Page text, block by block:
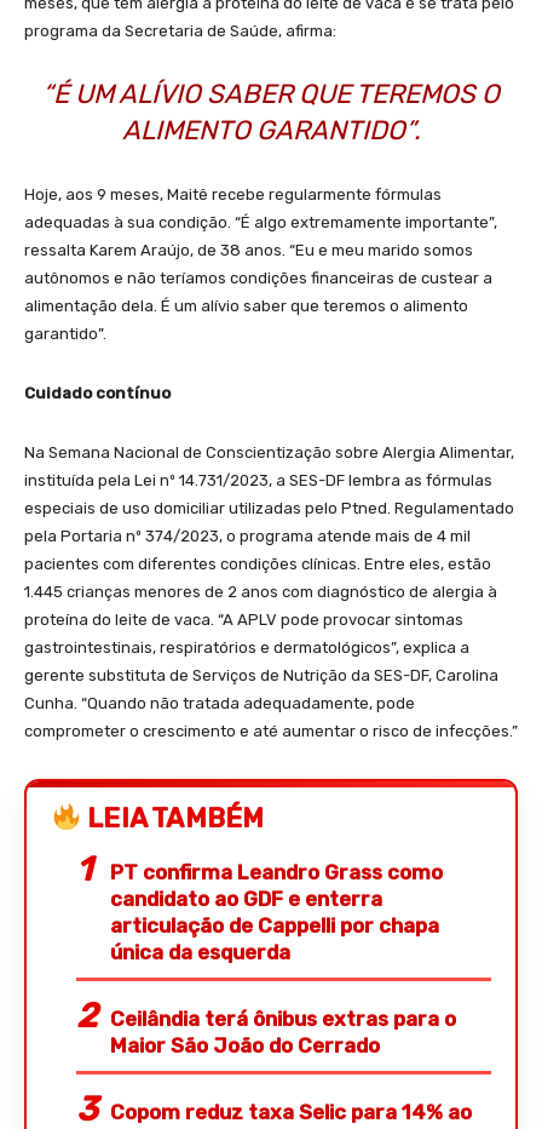
programa da Secretaria de Saúde, afirma:
“É UM ALÍVIO SABER QUE TEREMOS O
ALIMENTO GARANTIDO”.
Hoje, aos 9 meses, Maitê recebe regularmente fórmulas
adequadas à sua condição. “É algo extremamente importante”,
ressalta Karem Araújo, de 38 anos. “Eu e meu marido somos
autônomos e não teríamos condições financeiras de custear a
alimentação dela. É um alívio saber que teremos o alimento
garantido”.
Cuidado contínuo
Na Semana Nacional de Conscientização sobre Alergia Alimentar,
instituída pela Lei nº 14.731/2023, a SES-DF lembra as fórmulas
especiais de uso domiciliar utilizadas pelo Ptned. Regulamentado
pela Portaria nº 374/2023, o programa atende mais de 4 mil
pacientes com diferentes condições clínicas. Entre eles, estão
1.445 crianças menores de 2 anos com diagnóstico de alergia à
proteína do leite de vaca. “A APLV pode provocar sintomas
gastrointestinais, respiratórios e dermatológicos”, explica a
gerente substituta de Serviços de Nutrição da SES-DF, Carolina
Cunha. “Quando não tratada adequadamente, pode
comprometer o crescimento e até aumentar o risco de infecções.”
LEIA TAMBÉM
PT confirma Leandro Grass como
candidato ao GDF e enterra
articulação de Cappelli por chapa
única da esquerda
Ceilândia terá ônibus extras para o
Maior São João do Cerrado
Copom reduz taxa Selic para 14% ao